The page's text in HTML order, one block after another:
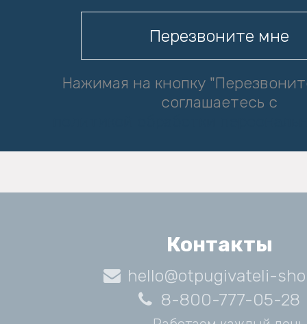
Нажимая на кнопку
соглашаетесь с
Контакты
hello@otpugivateli-
8-800-777-05-28